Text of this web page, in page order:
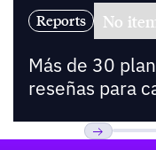
Reports No
Más de 30
reseñas para